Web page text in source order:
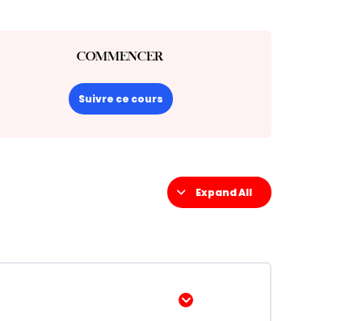
COMMENCER
Suivre ce cours
Expand All